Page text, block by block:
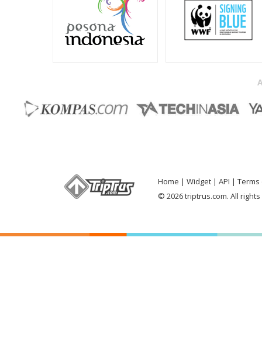
Home Widget API
Terms
© 2026 triptrus.com. All